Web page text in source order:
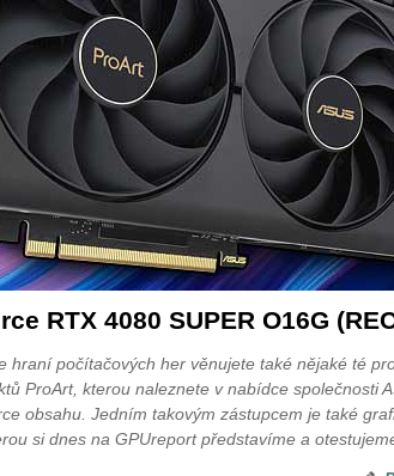
RTX 4080 SUPER O16G
hraní počítačových her věnujete také nějaké té
ProArt, kterou naleznete v nabídce společnosti
obsahu. Jedním takovým zástupcem je také
si dnes na GPUreport představíme a